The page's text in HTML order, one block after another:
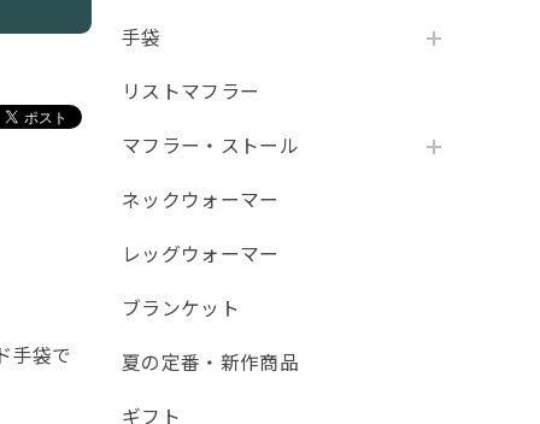
手袋
リストマフラー
マフラー・ストール
ネックウォーマー
レッグウォーマー
ブランケット
夏の定番・新作商品
ギフト
手袋で